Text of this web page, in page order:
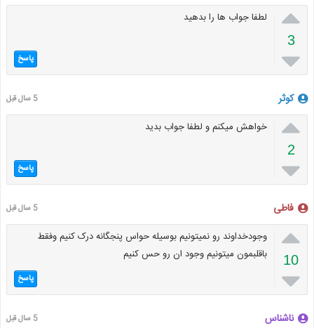

3

لطفا جواب ها را بدهید
پاسخ
کوثر 5 سال قبل

2

خواهش میکنم و لطفا جواب بدید
پاسخ
فاطی 5 سال قبل

10

وجودخداوند رو نمیتونیم بوسیله حواس پنجگانه درک کنیم وفقط
باقلبمون میتونیم وجود ان رو حس کنیم
پاسخ
ناشناس 5 سال قبل